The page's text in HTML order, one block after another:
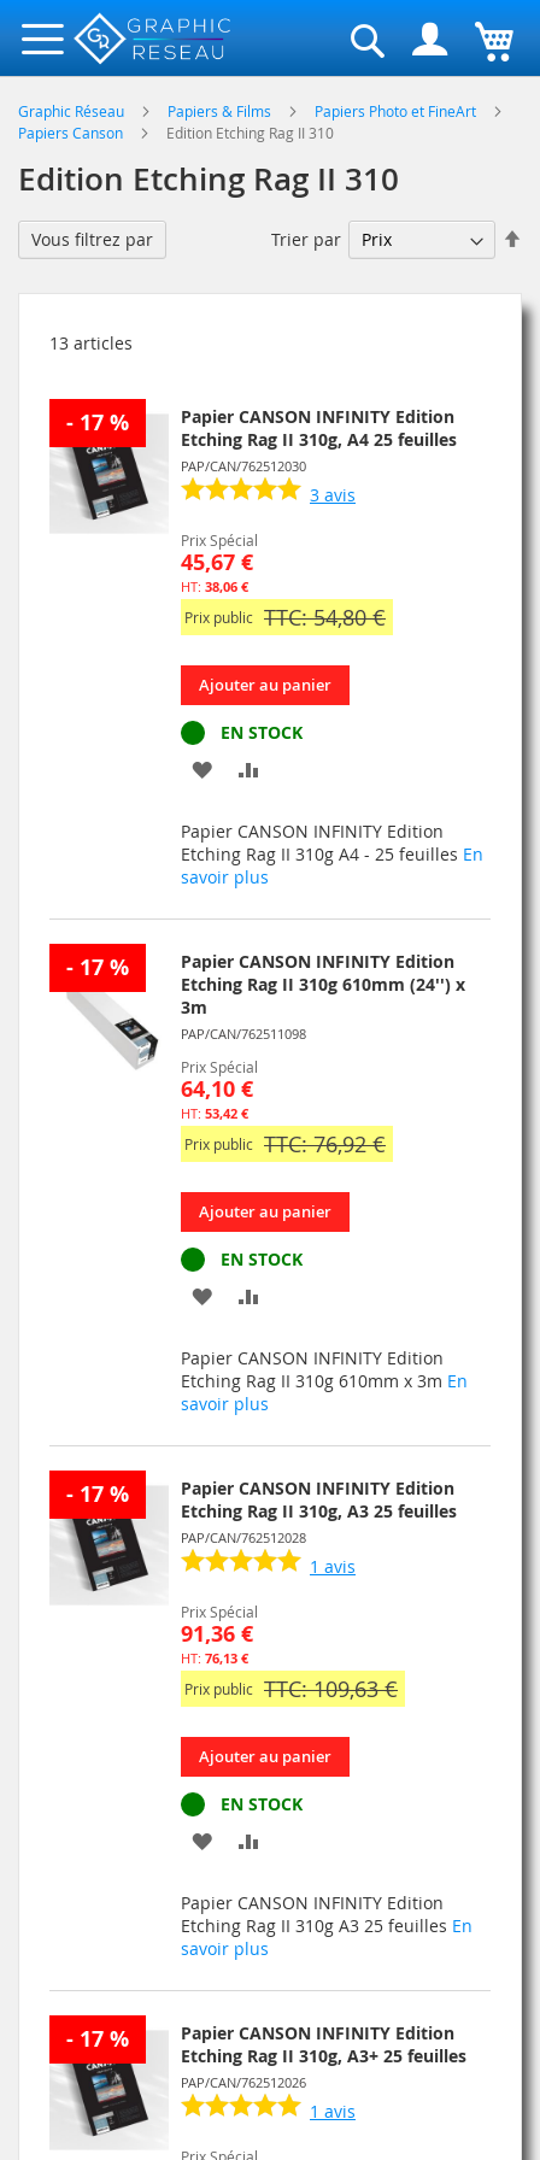
Rechercher
Graphic Réseau Papiers & Films
Papiers Photo et FineArt
Papiers Canson
Edition Etching Rag II 310
Edition Etching Rag II 310
13 articles
Trier par
- 17 %
Papier CANSON INFINITY Edition
Etching Rag II 310g, A4 25 feuilles
PAP/CAN/762512030
3 avis
Prix Spécial
45,67 €
38,06 €
Prix public TTC: 54,80 €
Ajouter au panier
EN STOCK
AJOUTER
MA
LISTE
COMPARATEUR
Papier CANSON INFINITY Edition
Etching Rag II 310g A4 - 25 feuilles En
savoir plus
- 17 %
Papier CANSON INFINITY Edition
Etching Rag II 310g 610mm (24'') x
3m
PAP/CAN/762511098
Prix Spécial
64,10 €
53,42 €
Prix public TTC: 76,92 €
Ajouter au panier
EN STOCK
AJOUTER
MA
LISTE
COMPARATEUR
Papier CANSON INFINITY Edition
Etching Rag II 310g 610mm x 3m En
savoir plus
- 17 %
Papier CANSON INFINITY Edition
Etching Rag II 310g, A3 25 feuilles
PAP/CAN/762512028
1 avis
Prix Spécial
91,36 €
76,13 €
Prix public TTC: 109,63 €
Ajouter au panier
EN STOCK
AJOUTER
MA
LISTE
COMPARATEUR
Papier CANSON INFINITY Edition
Etching Rag II 310g A3 25 feuilles En
savoir plus
- 17 %
Papier CANSON INFINITY Edition
Etching Rag II 310g, A3+ 25 feuilles
PAP/CAN/762512026
1 avis
Vous filtrez par